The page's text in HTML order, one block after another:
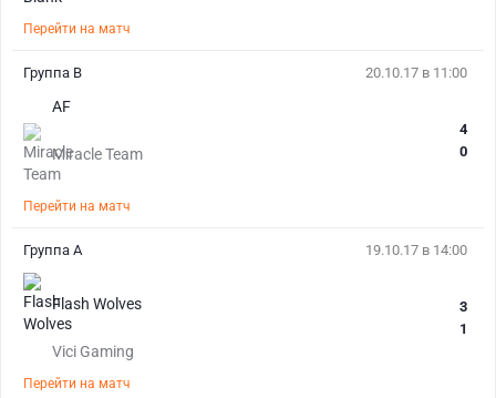
Перейти на матч
20.10.17 в 11:00
AF
Miracle Team
4
0
Перейти на матч
Группа B
19.10.17 в 14:00
Flash Wolves
Vici Gaming
3
1
Перейти на матч
Группа A